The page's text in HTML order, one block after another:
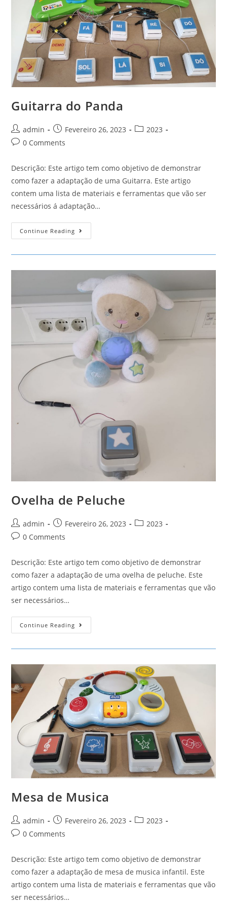
Guitarra do Panda
Post
author:
admin
Post
published:
Fevereiro 26, 2023
Post2023
Post0 Comments
Descrição: Este artigo tem como objetivo de demonstrar
como fazer a adaptação de uma Guitarra. Este artigo
contem uma lista de materiais e ferramentas que vão ser
necessários á adaptação…
Continue Reading Guitarra
Do
Ovelha de Peluche
Post
author:
admin
Post
published:
Fevereiro 26, 2023
Post2023
Post0 Comments
Descrição: Este artigo tem como objetivo de demonstrar
como fazer a adaptação de uma ovelha de peluche. Este
artigo contem uma lista de materiais e ferramentas que vão
ser necessários…
Continue Reading Ovelha
De
Mesa de Musica
Post
author:
admin
Post
published:
Fevereiro 26, 2023
Post2023
Post0 Comments
Descrição: Este artigo tem como objetivo de demonstrar
como fazer a adaptação de mesa de musica infantil. Este
artigo contem uma lista de materiais e ferramentas que vão
ser necessários…